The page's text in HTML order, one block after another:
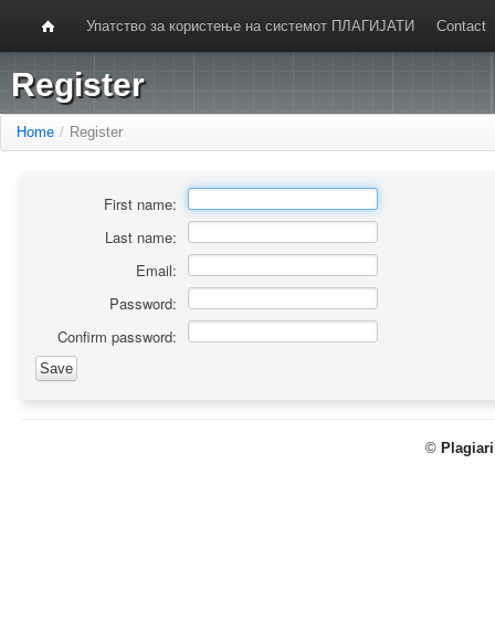
Упатство за користење на системот ПЛАГИЈАТИ Contact
Register
Home / Register
First name:
Last name:
Email:
Password:
Confirm password:
©